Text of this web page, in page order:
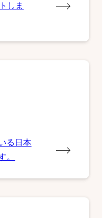
しま
る日本
。